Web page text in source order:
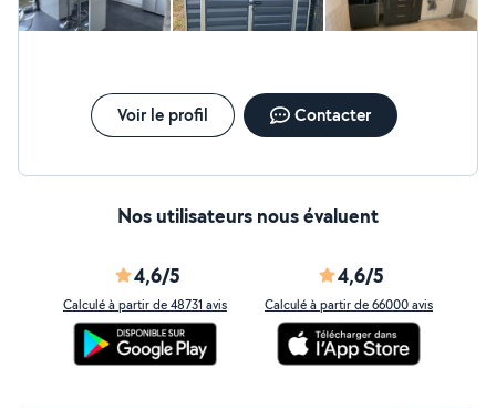
diverses missions dans l'immobilier. Fiables, sérieux, à
Voir le profil Contacter
Nos utilisateurs nous évaluent
4,6/5
Calculé à partir de 48731 avis
4,6/5
Calculé à partir de 66000 avis